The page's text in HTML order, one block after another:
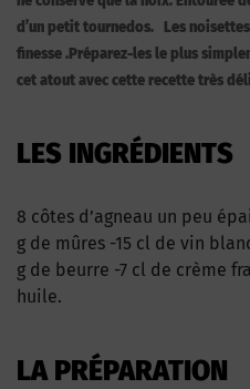
d’un petit tournedos. Les noisettes
finesse .Préparez-les le plus
cet atout avec cette recette très
LES INGRÉDIENTS
8 côtes d’agneau un peu
g de mûres -15 cl de vin
g de beurre -7 cl de crème
huile.
LA PRÉPARATION